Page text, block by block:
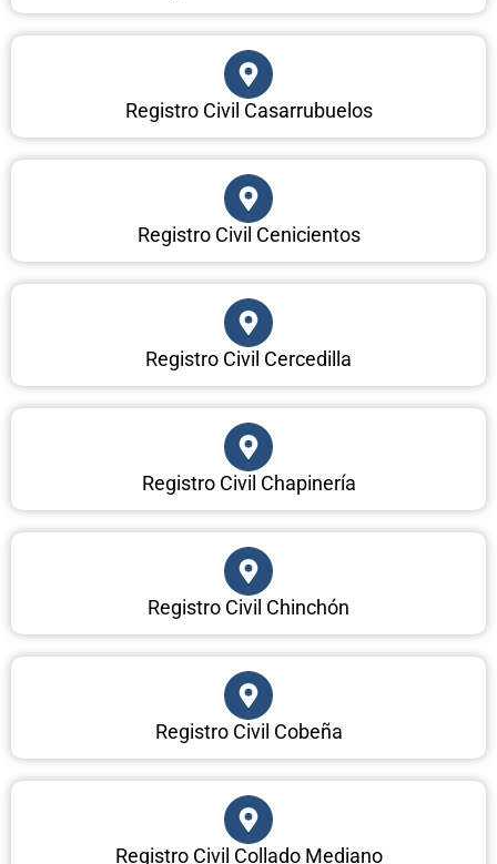
Registro Civil Casarrubuelos
Registro Civil Cenicientos
Registro Civil Cercedilla
Registro Civil Chapinería
Registro Civil Chinchón
Registro Civil Cobeña
Registro Civil Collado Mediano